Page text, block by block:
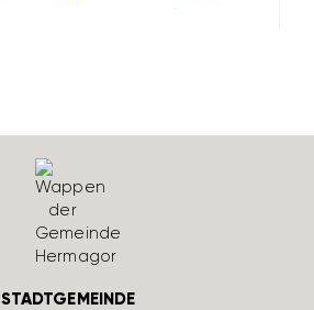
STADTGEMEINDE